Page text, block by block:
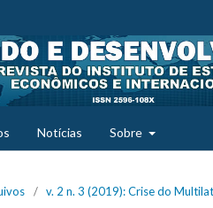
Notícias Sobre
/ v. 2 n. 3 (2019): Crise do